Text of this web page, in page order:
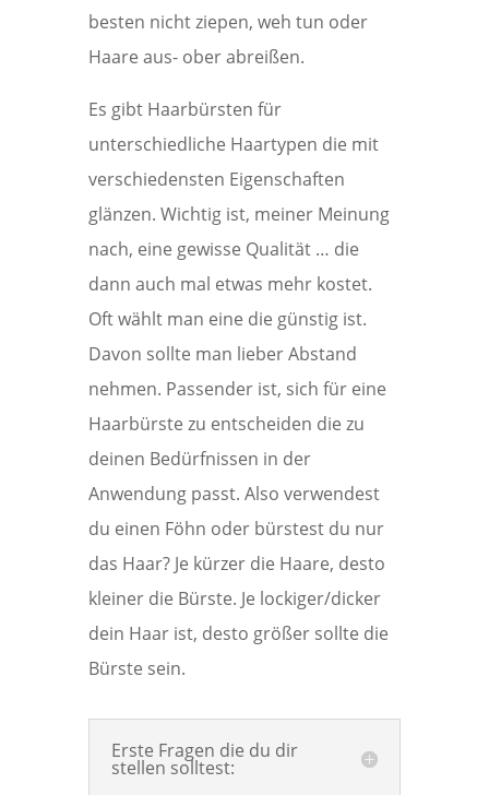
besten nicht ziepen, weh tun oder
Haare aus- ober abreißen.
Es gibt Haarbürsten für
unterschiedliche Haartypen die mit
verschiedensten Eigenschaften
glänzen. Wichtig ist, meiner Meinung
nach, eine gewisse Qualität … die
dann auch mal etwas mehr kostet.
Oft wählt man eine die günstig ist.
Davon sollte man lieber Abstand
nehmen. Passender ist, sich für eine
Haarbürste zu entscheiden die zu
deinen Bedürfnissen in der
Anwendung passt. Also verwendest
du einen Föhn oder bürstest du nur
das Haar? Je kürzer die Haare, desto
kleiner die Bürste. Je lockiger/dicker
dein Haar ist, desto größer sollte die
Bürste sein.
Erste Fragen die du dir
stellen solltest: